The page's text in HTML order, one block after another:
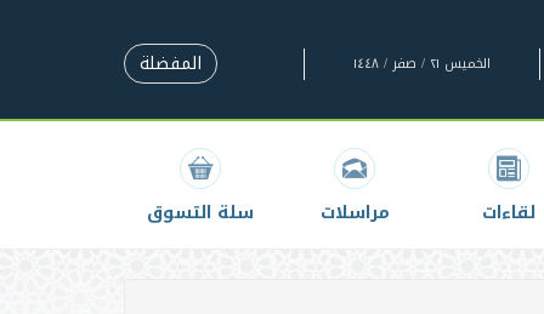
الخميس ٢١ / صفر / ١٤٤٨ المفضلة
لقاءات مراسلات سلة التسوق